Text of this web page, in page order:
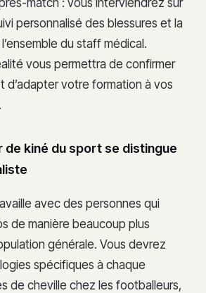
personnalisé des blessures et la
du staff médical.
vous permettra de confirmer
d’adapter votre formation à vos
de kiné du sport se distingue
avec des personnes qui
de manière beaucoup plus
générale. Vous devrez
spécifiques à chaque
de cheville chez les footballeurs,